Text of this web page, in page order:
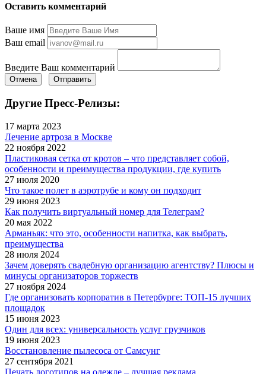
Оставить комментарий
Ваше имя
Ваш email
Введите Ваш комментарий
Отмена Отправить
Другие Пресс-Релизы:
17 марта 2023
Лечение артроза в Москве
22 ноября 2022
Пластиковая сетка от кротов – что представляет собой,
особенности и преимущества продукции, где купить
27 июля 2020
Что такое полет в аэротрубе и кому он подходит
29 июня 2023
Как получить виртуальный номер для Телеграм?
20 мая 2022
Арманьяк: что это, особенности напитка, как выбрать,
преимущества
28 июля 2024
Зачем доверять свадебную организацию агентству? Плюсы и
минусы организаторов торжеств
27 ноября 2024
Где организовать корпоратив в Петербурге: ТОП-15 лучших
площадок
15 июня 2023
Один для всех: универсальность услуг грузчиков
19 июня 2023
Восстановление пылесоса от Самсунг
27 сентября 2021
Печать логотипов на одежде – лучшая реклама